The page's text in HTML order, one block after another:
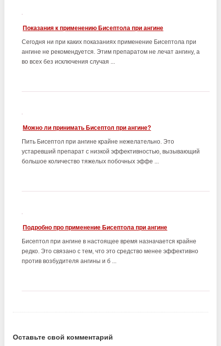
Показания к применению Бисептола при ангине
Сегодня ни при каких показаниях применение Бисептола при
ангине не рекомендуется. Этим препаратом не лечат ангину, а
во всех без исключения случая ...
Можно ли принимать Бисептол при ангине?
Пить Бисептол при ангине крайне нежелательно. Это
устаревший препарат с низкой эффективностью, вызывающий
большое количество тяжелых побочных эффе ...
Подробно про применение Бисептола при ангине
Бисептол при ангине в настоящее время назначается крайне
редко. Это связано с тем, что это средство менее эффективно
против возбудителя ангины и б ...
Оставьте свой комментарий